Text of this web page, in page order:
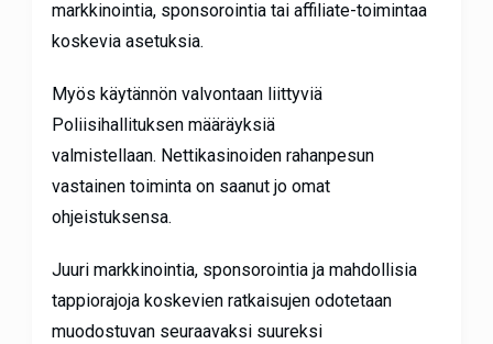
markkinointia, sponsorointia tai affiliate-toimintaa
koskevia asetuksia.
Myös käytännön valvontaan liittyviä
Poliisihallituksen määräyksiä
valmistellaan. Nettikasinoiden rahanpesun
vastainen toiminta on saanut jo omat
ohjeistuksensa.
Juuri markkinointia, sponsorointia ja mahdollisia
tappiorajoja koskevien ratkaisujen odotetaan
muodostuvan seuraavaksi suureksi